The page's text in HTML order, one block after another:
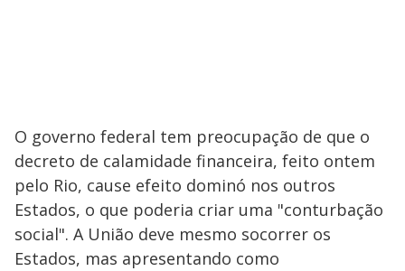
O governo federal tem preocupação de que o
decreto de calamidade financeira, feito ontem
pelo Rio, cause efeito dominó nos outros
Estados, o que poderia criar uma "conturbação
social". A União deve mesmo socorrer os
Estados, mas apresentando como